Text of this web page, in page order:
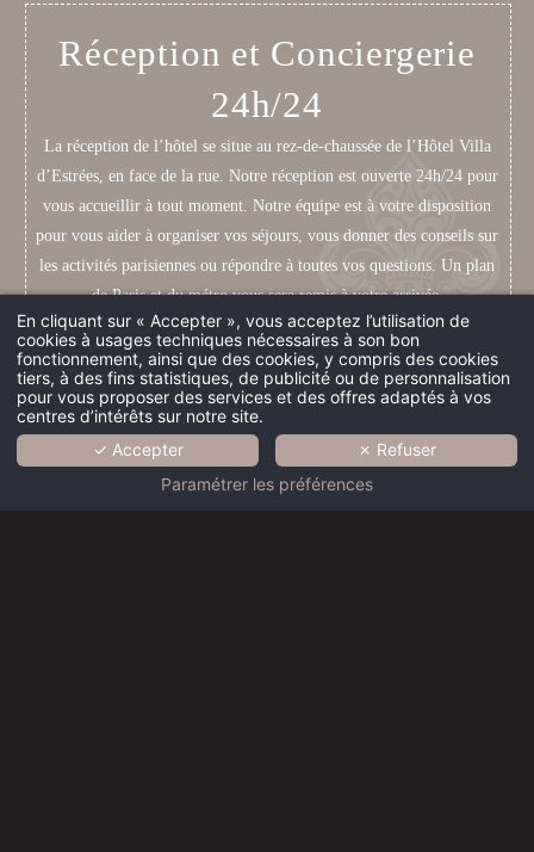
Réception et Conciergerie
24h/24
La réception de l’hôtel se situe au rez-de-chaussée de l’Hôtel Villa
d’Estrées, en face de la rue. Notre réception est ouverte 24h/24 pour
vous accueillir à tout moment. Notre équipe est à votre disposition
pour vous aider à organiser vos séjours, vous donner des conseils sur
les activités parisiennes ou répondre à toutes vos questions. Un plan
de Paris et du métro vous sera remis à votre arrivée.
HÔTEL
CHAMBRES
SERVICES
En cliquant sur « Accepter », vous acceptez l’utilisation de
cookies à usages techniques nécessaires à son bon
fonctionnement, ainsi que des cookies, y compris des cookies
tiers, à des fins statistiques, de publicité ou de personnalisation
pour vous proposer des services et des offres adaptés à vos
centres d’intérêts sur notre site.
✓ Accepter
✗ Refuser
Paramétrer les préférences